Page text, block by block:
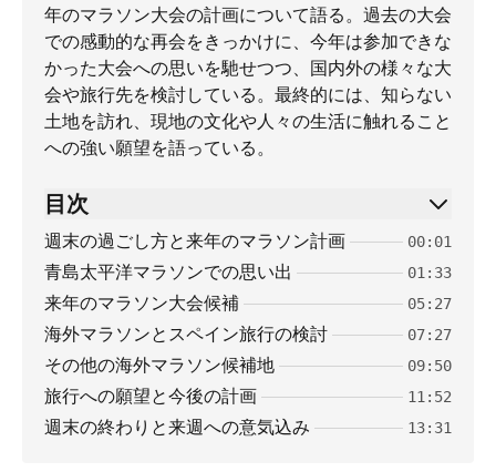
年のマラソン大会の計画について語る。過去の大会
での感動的な再会をきっかけに、今年は参加できな
かった大会への思いを馳せつつ、国内外の様々な大
会や旅行先を検討している。最終的には、知らない
土地を訪れ、現地の文化や人々の生活に触れること
への強い願望を語っている。
目次
週末の過ごし方と来年のマラソン計画 00:01
青島太平洋マラソンでの思い出 01:33
来年のマラソン大会候補 05:27
海外マラソンとスペイン旅行の検討 07:27
その他の海外マラソン候補地 09:50
旅行への願望と今後の計画 11:52
週末の終わりと来週への意気込み 13:31